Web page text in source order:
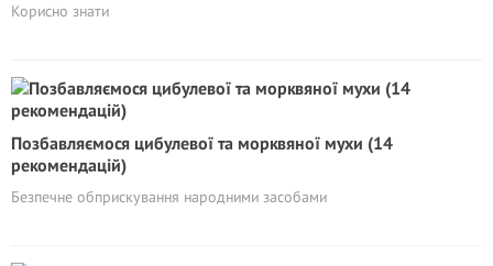
Корисно знати
Позбавляємося цибулевої та морквяної мухи (14
рекомендацій)
Безпечне обприскування народними засобами